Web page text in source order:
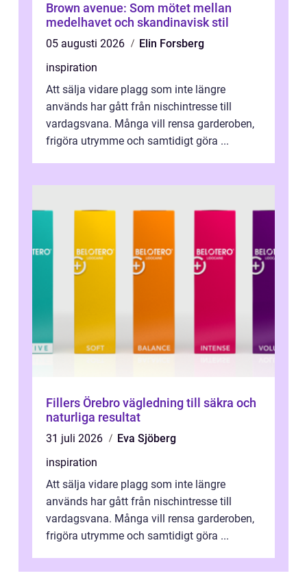
Brown avenue: Som mötet mellan
medelhavet och skandinavisk stil
05 augusti 2026
Elin Forsberg
inspiration
Att sälja vidare plagg som inte längre
används har gått från nischintresse till
vardagsvana. Många vill rensa garderoben,
frigöra utrymme och samtidigt göra ...
Fillers Örebro vägledning till säkra och
naturliga resultat
31 juli 2026
Eva Sjöberg
inspiration
Att sälja vidare plagg som inte längre
används har gått från nischintresse till
vardagsvana. Många vill rensa garderoben,
frigöra utrymme och samtidigt göra ...